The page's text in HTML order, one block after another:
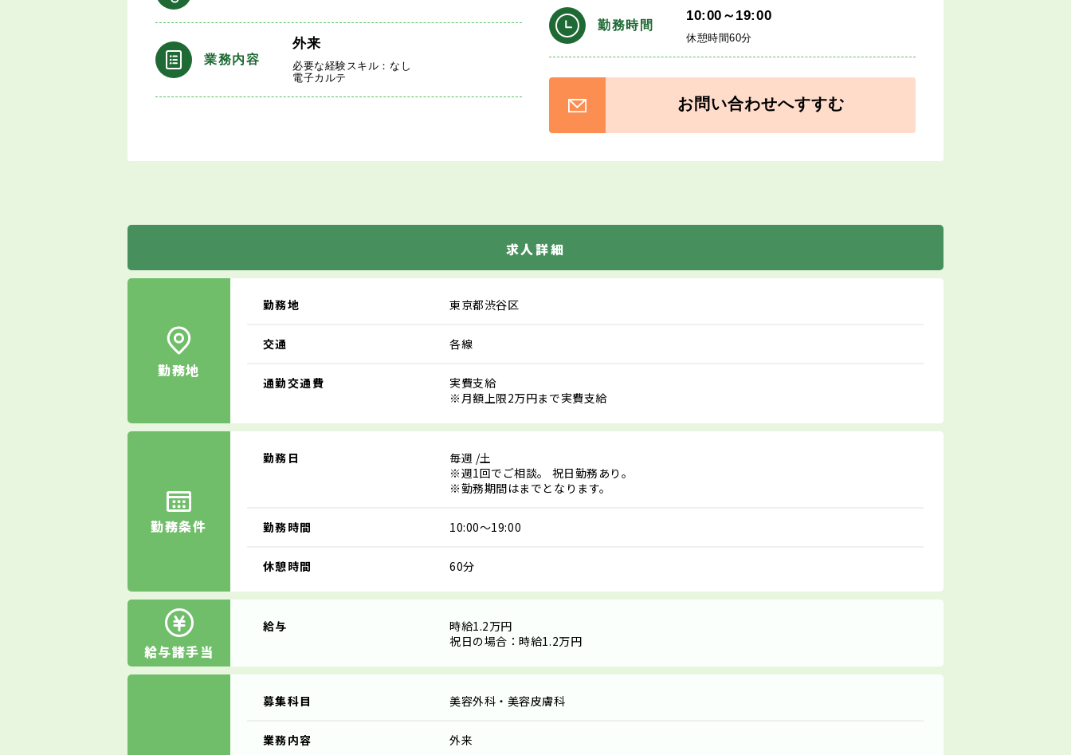
業務内容
外来
必要な経験スキル：なし
電子カルテ
勤務時間
10:00～19:00
休憩時間60分
お問い合わせへすすむ
求人詳細
勤務地
勤務地 東京都渋谷区
交通 各線
通勤交通費
実費支給
※月額上限2万円まで実費支給
勤務条件
勤務日 毎週 /土
※週1回でご相談。 祝日勤務あり。
※勤務期間はまでとなります。
勤務時間 10:00～19:00
休憩時間 60分
給与諸手当
給与
時給1.2万円
祝日の場合：時給1.2万円
募集科目 美容外科・美容皮膚科
業務内容
外来